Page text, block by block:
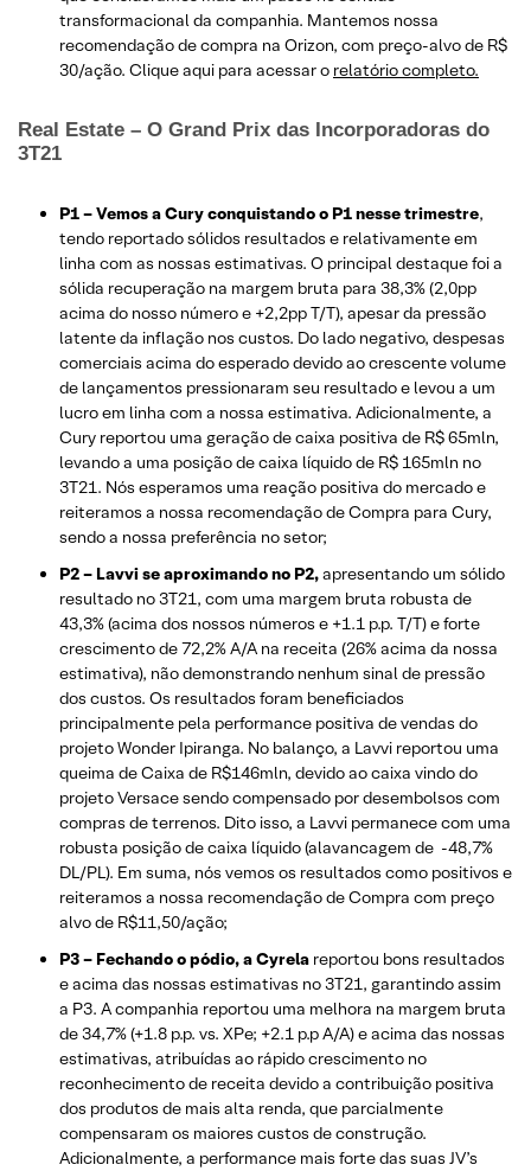
transformacional da companhia. Mantemos nossa
recomendação de compra na Orizon, com preço-alvo de R$
30/ação. Clique aqui para acessar o relatório completo.
Real Estate – O Grand Prix das Incorporadoras do
3T21
P1 – Vemos a Cury conquistando o P1 nesse trimestre,
tendo reportado sólidos resultados e relativamente em
linha com as nossas estimativas. O principal destaque foi a
sólida recuperação na margem bruta para 38,3% (2,0pp
acima do nosso número e +2,2pp T/T), apesar da pressão
latente da inflação nos custos. Do lado negativo, despesas
comerciais acima do esperado devido ao crescente volume
de lançamentos pressionaram seu resultado e levou a um
lucro em linha com a nossa estimativa. Adicionalmente, a
Cury reportou uma geração de caixa positiva de R$ 65mln,
levando a uma posição de caixa líquido de R$ 165mln no
3T21. Nós esperamos uma reação positiva do mercado e
reiteramos a nossa recomendação de Compra para Cury,
sendo a nossa preferência no setor;
P2 – Lavvi se aproximando no P2,apresentando um sólido
resultado no 3T21, com uma margem bruta robusta de
43,3% (acima dos nossos números e +1.1 p.p. T/T) e forte
crescimento de 72,2% A/A na receita (26% acima da nossa
estimativa), não demonstrando nenhum sinal de pressão
dos custos. Os resultados foram beneficiados
principalmente pela performance positiva de vendas do
projeto Wonder Ipiranga. No balanço, a Lavvi reportou uma
queima de Caixa de R$146mln, devido ao caixa vindo do
projeto Versace sendo compensado por desembolsos com
compras de terrenos. Dito isso, a Lavvi permanece com uma
robusta posição de caixa líquido (alavancagem de -48,7%
DL/PL). Em suma, nós vemos os resultados como positivos e
reiteramos a nossa recomendação de Compra com preço
alvo de R$11,50/ação;
P3 – Fechando o pódio, a Cyrela reportou bons resultados
e acima das nossas estimativas no 3T21, garantindo assim
a P3. A companhia reportou uma melhora na margem bruta
de 34,7% (+1.8 p.p. vs. XPe; +2.1 p.p A/A) e acima das nossas
estimativas, atribuídas ao rápido crescimento no
reconhecimento de receita devido a contribuição positiva
dos produtos de mais alta renda, que parcialmente
compensaram os maiores custos de construção.
Adicionalmente, a performance mais forte das suas JV’s